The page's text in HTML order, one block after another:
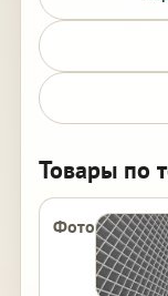
Товары по